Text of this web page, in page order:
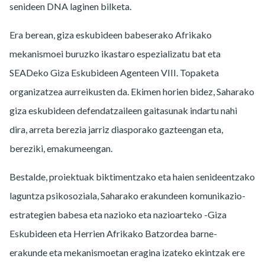
senideen DNA laginen bilketa.
Era berean, giza eskubideen babeserako Afrikako
mekanismoei buruzko ikastaro espezializatu bat eta
SEADeko Giza Eskubideen Agenteen VIII. Topaketa
organizatzea aurreikusten da. Ekimen horien bidez, Saharako
giza eskubideen defendatzaileen gaitasunak indartu nahi
dira, arreta berezia jarriz diasporako gazteengan eta,
bereziki, emakumeengan.
Bestalde, proiektuak biktimentzako eta haien senideentzako
laguntza psikosoziala, Saharako erakundeen komunikazio-
estrategien babesa eta nazioko eta nazioarteko -Giza
Eskubideen eta Herrien Afrikako Batzordea barne-
erakunde eta mekanismoetan eragina izateko ekintzak ere